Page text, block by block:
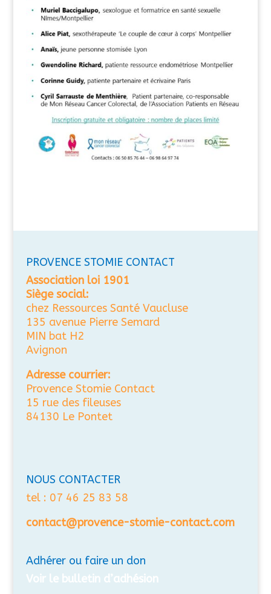
PROVENCE STOMIE CONTACT
Association loi 1901
Siège social:
chez Ressources Santé Vaucluse
135 avenue Pierre Semard
MIN bat H2
Avignon
Adresse courrier:
Provence Stomie Contact
15 rue des fileuses
84130 Le Pontet
NOUS CONTACTER
tel : 07 46 25 83 58
contact@provence-stomie-contact.com
Adhérer ou faire un don
Voir le bulletin d’adhésion